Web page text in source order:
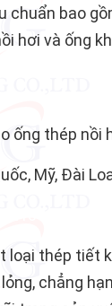
chuẩn bao
hơi và ống
ống thép nồi
Mỹ, Đài
loại thép
chẳng